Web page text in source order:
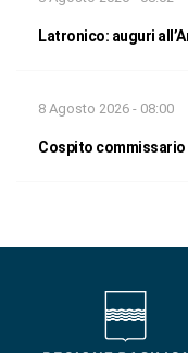
Latronico: auguri
8 Agosto 2026 - 08:00
Cospito commissario